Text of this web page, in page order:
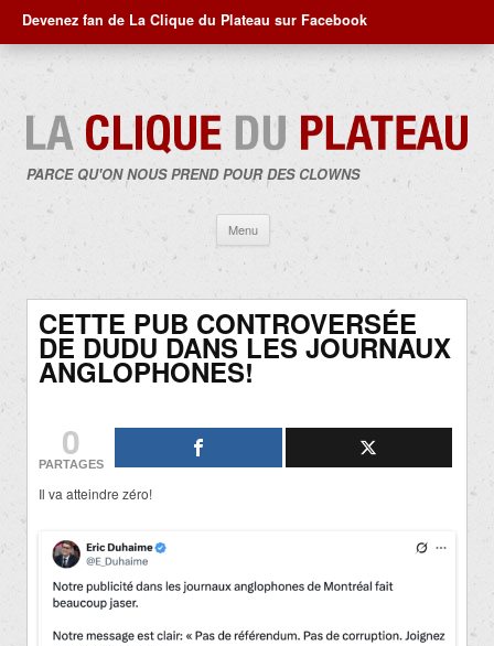
Devenez fan de La Clique du Plateau sur Facebook
PARCE QU'ON NOUS PREND POUR DES CLOWNS
Menu
contenu
CETTE PUB CONTROVERSÉE
DE DUDU DANS LES JOURNAUX
ANGLOPHONES!
0
PARTAGES
Il va atteindre zéro!